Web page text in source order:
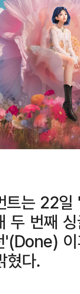
트는 22
두 번째
혔다.